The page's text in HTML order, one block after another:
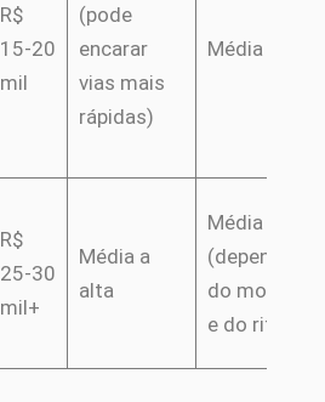
R$
15-20
mil
(pode
encarar
vias mais
rápidas)
Média
R$
25-30
mil+
Média a
alta
Média
(depende
do modelo
e do ritmo)